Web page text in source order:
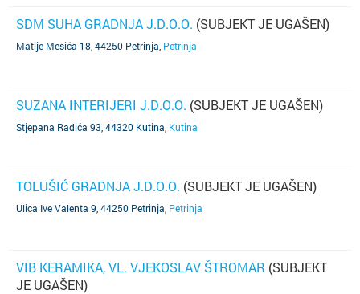
SDM SUHA GRADNJA J.D.O.O. (SUBJEKT JE UGAŠEN)
Matije Mesića 18, 44250 Petrinja Petrinja
SUZANA INTERIJERI J.D.O.O. (SUBJEKT JE UGAŠEN)
Stjepana Radića 93, 44320 Kutina Kutina
TOLUŠIĆ GRADNJA J.D.O.O. (SUBJEKT JE UGAŠEN)
Ulica Ive Valenta 9, 44250 Petrinja Petrinja
VIB KERAMIKA, VL. VJEKOSLAV ŠTROMAR (SUBJEKT
JE UGAŠEN)